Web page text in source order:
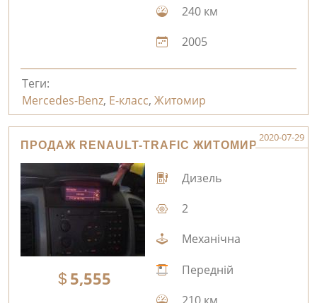
240 км
2005
Теги:
Mercedes-Benz, E-класс, Житомир
ПРОДАЖ RENAULT-TRAFIC ЖИТОМИР
2020-07-29
5,555
Дизель
2
Механічна
Передній